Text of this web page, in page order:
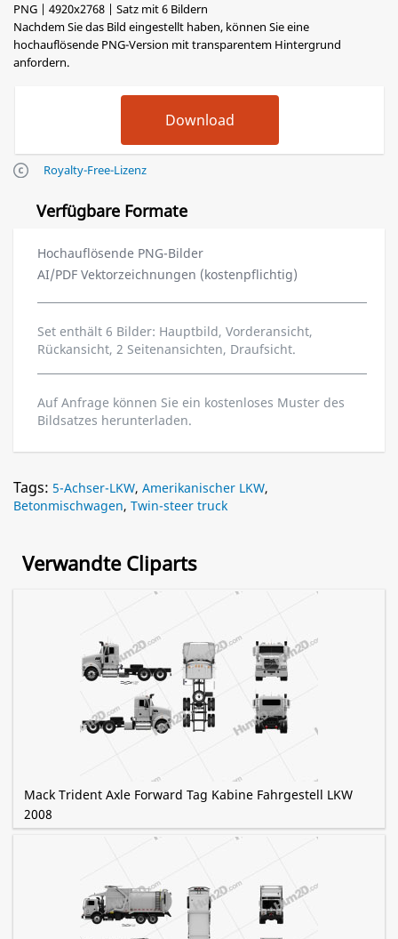
PNG | 4920x2768 | Satz mit 6 Bildern
Nachdem Sie das Bild eingestellt haben, können Sie eine
hochauflösende PNG-Version mit transparentem Hintergrund
anfordern.
Royalty-Free-Lizenz
Verfügbare Formate
Hochauflösende PNG-Bilder
AI/PDF Vektorzeichnungen (kostenpflichtig)
Set enthält 6 Bilder: Hauptbild, Vorderansicht,
Rückansicht, 2 Seitenansichten, Draufsicht.
Auf Anfrage können Sie ein kostenloses Muster des
Bildsatzes herunterladen.
Tags: 5-Achser-LKW, Amerikanischer LKW,
Betonmischwagen, Twin-steer truck
Verwandte Cliparts
Mack Trident Axle Forward Tag Kabine Fahrgestell LKW
2008